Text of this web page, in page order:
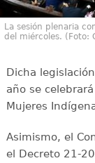
La sesión plenaria
del miércoles. (Foto:
Dicha
año se
Mujeres
Asimismo, el
el Decreto 21-